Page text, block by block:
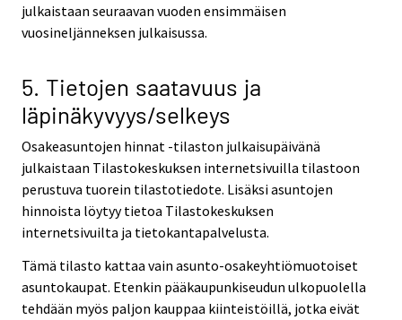
julkaistaan seuraavan vuoden ensimmäisen
vuosineljänneksen julkaisussa.
5. Tietojen saatavuus ja
läpinäkyvyys/selkeys
Osakeasuntojen hinnat -tilaston julkaisupäivänä
julkaistaan Tilastokeskuksen internetsivuilla tilastoon
perustuva tuorein tilastotiedote. Lisäksi asuntojen
hinnoista löytyy tietoa Tilastokeskuksen
internetsivuilta ja tietokantapalvelusta.
Tämä tilasto kattaa vain asunto-osakeyhtiömuotoiset
asuntokaupat. Etenkin pääkaupunkiseudun ulkopuolella
tehdään myös paljon kauppaa kiinteistöillä, jotka eivät